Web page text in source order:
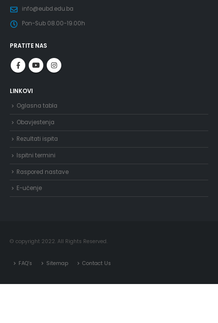
info@eubd.edu.ba
Pon-Sub 08.00-19.00h
PRATITE NAS
LINKOVI
Oglasna tabla
Obavjestenja
Rezultati ispita
Ispitni termini
Raspored nastave
E-učenje
© copyright 2022. All Rights Reserved.
FAQ’s Sitemap Contact Us